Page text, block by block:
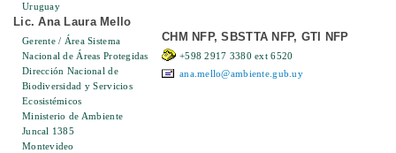
Uruguay
Lic. Ana Laura Mello
Gerente / Área Sistema
Nacional de Áreas Protegidas
Dirección Nacional de
Biodiversidad y Servicios
Ecosistémicos
Ministerio de Ambiente
Juncal 1385
Montevideo
CHM NFP, SBSTTA NFP, GTI NFP
+598 2917 3380 ext 6520
ana.mello@ambiente.gub.uy